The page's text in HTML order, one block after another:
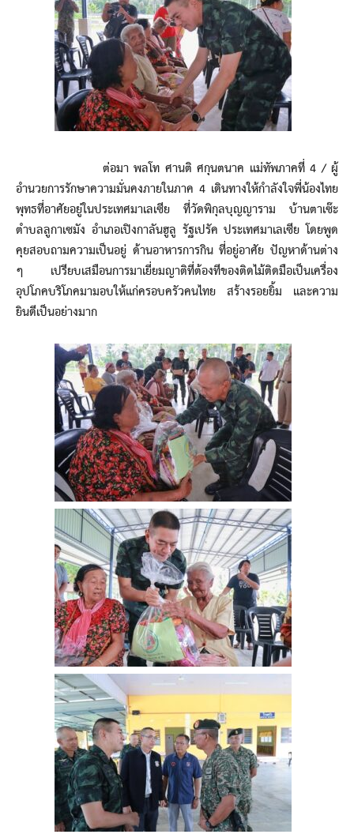
ต่อมา พลโท ศานติ ศกุนตนาค แม่ทัพภาคที่ 4 / ผู้
อำนวยการรักษาความมั่นคงภายในภาค 4 เดินทางให้กำลังใจพี่น้องไทย
พุทธที่อาศัยอยู่ในประเทศมาเลเซีย ที่วัดพิกุลบุญญาราม บ้านตาเซ๊ะ
ตำบลลูกาเซมัง อำเภอเปิงกาลันฮูลู รัฐเปรัค ประเทศมาเลเซีย โดยพูด
คุยสอบถามความเป็นอยู่ ด้านอาหารการกิน ที่อยู่อาศัย ปัญหาด้านต่าง
ๆ เปรียบเสมือนการมาเยี่ยมญาติที่ต้องทีของติดไม้ติดมือเป็นเครื่อง
อุปโภคบริโภคมามอบให้แก่ครอบครัวคนไทย สร้างรอยยิ้ม และความ
ยินดีเป็นอย่างมาก